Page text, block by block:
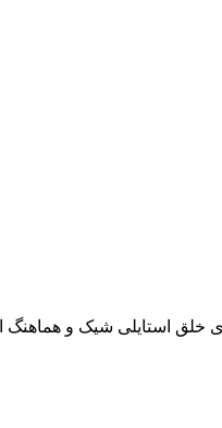
خلق استایلی شیک و